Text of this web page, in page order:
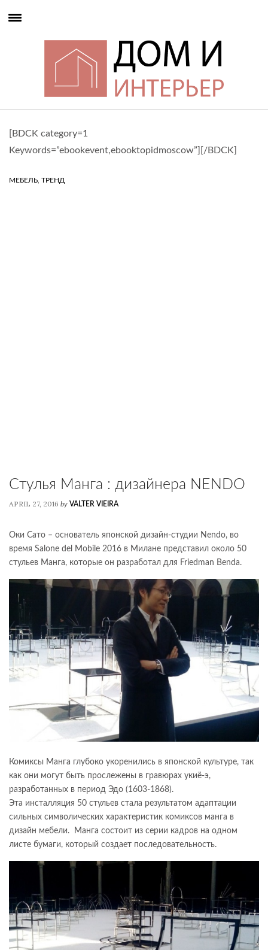
[BDCK category=1
Keywords=”ebookevent,ebooktopidmoscow”][/BDCK]
МЕБЕЛЬ, ТРЕНД
Стулья Манга : дизайнера NENDO
APRIL 27, 2016 by VALTER VIEIRA
Оки Сато – основатель японской дизайн-студии Nendo, во
время Salone del Mobile 2016 в Милане представил около 50
стульев Манга, которые он разработал для Friedman Benda.
Комиксы Манга глубоко укоренились в японской культуре, так
как они могут быть прослежены в гравюрах укиё-э,
разработанных в период Эдо (1603-1868).
Эта инсталляция 50 стульев стала результатом адаптации
сильных символических характеристик комиксов манга в
дизайн мебели. Манга состоит из серии кадров на одном
листе бумаги, который создает последовательность.